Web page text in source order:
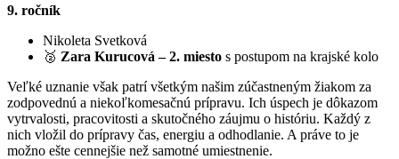
9. ročník
Nikoleta Svetková
🥈 Zara Kurucová – 2. miesto s postupom na krajské kolo
Veľké uznanie však patrí všetkým našim zúčastneným žiakom za
zodpovednú a niekoľkomesačnú prípravu. Ich úspech je dôkazom
vytrvalosti, pracovitosti a skutočného záujmu o históriu. Každý z
nich vložil do prípravy čas, energiu a odhodlanie. A práve to je
možno ešte cennejšie než samotné umiestnenie.